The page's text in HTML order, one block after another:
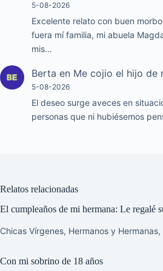
5-08-2026
Excelente relato con buen
fuera mí familia, mi abuela
mis…
Berta en Me cojio el hijo de
5-08-2026
El deseo surge aveces en
personas que ni hubiésemos
Relatos relacionadas
El cumpleaños de mi hermana: Le regalé
Chicas Vírgenes, Hermanos y Hermanas,
Con mi sobrino de 18 años